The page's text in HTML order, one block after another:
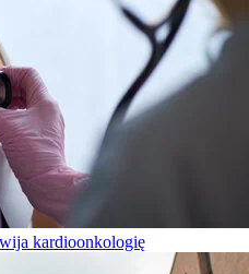
kardioonkologię